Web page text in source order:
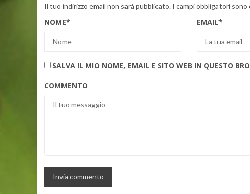
Il tuo indirizzo email non sarà pubblicato. I campi obbligatori
NOME* EMAIL*
SALVA IL MIO NOME, EMAIL E SITO WEB IN QUESTO
COMMENTO